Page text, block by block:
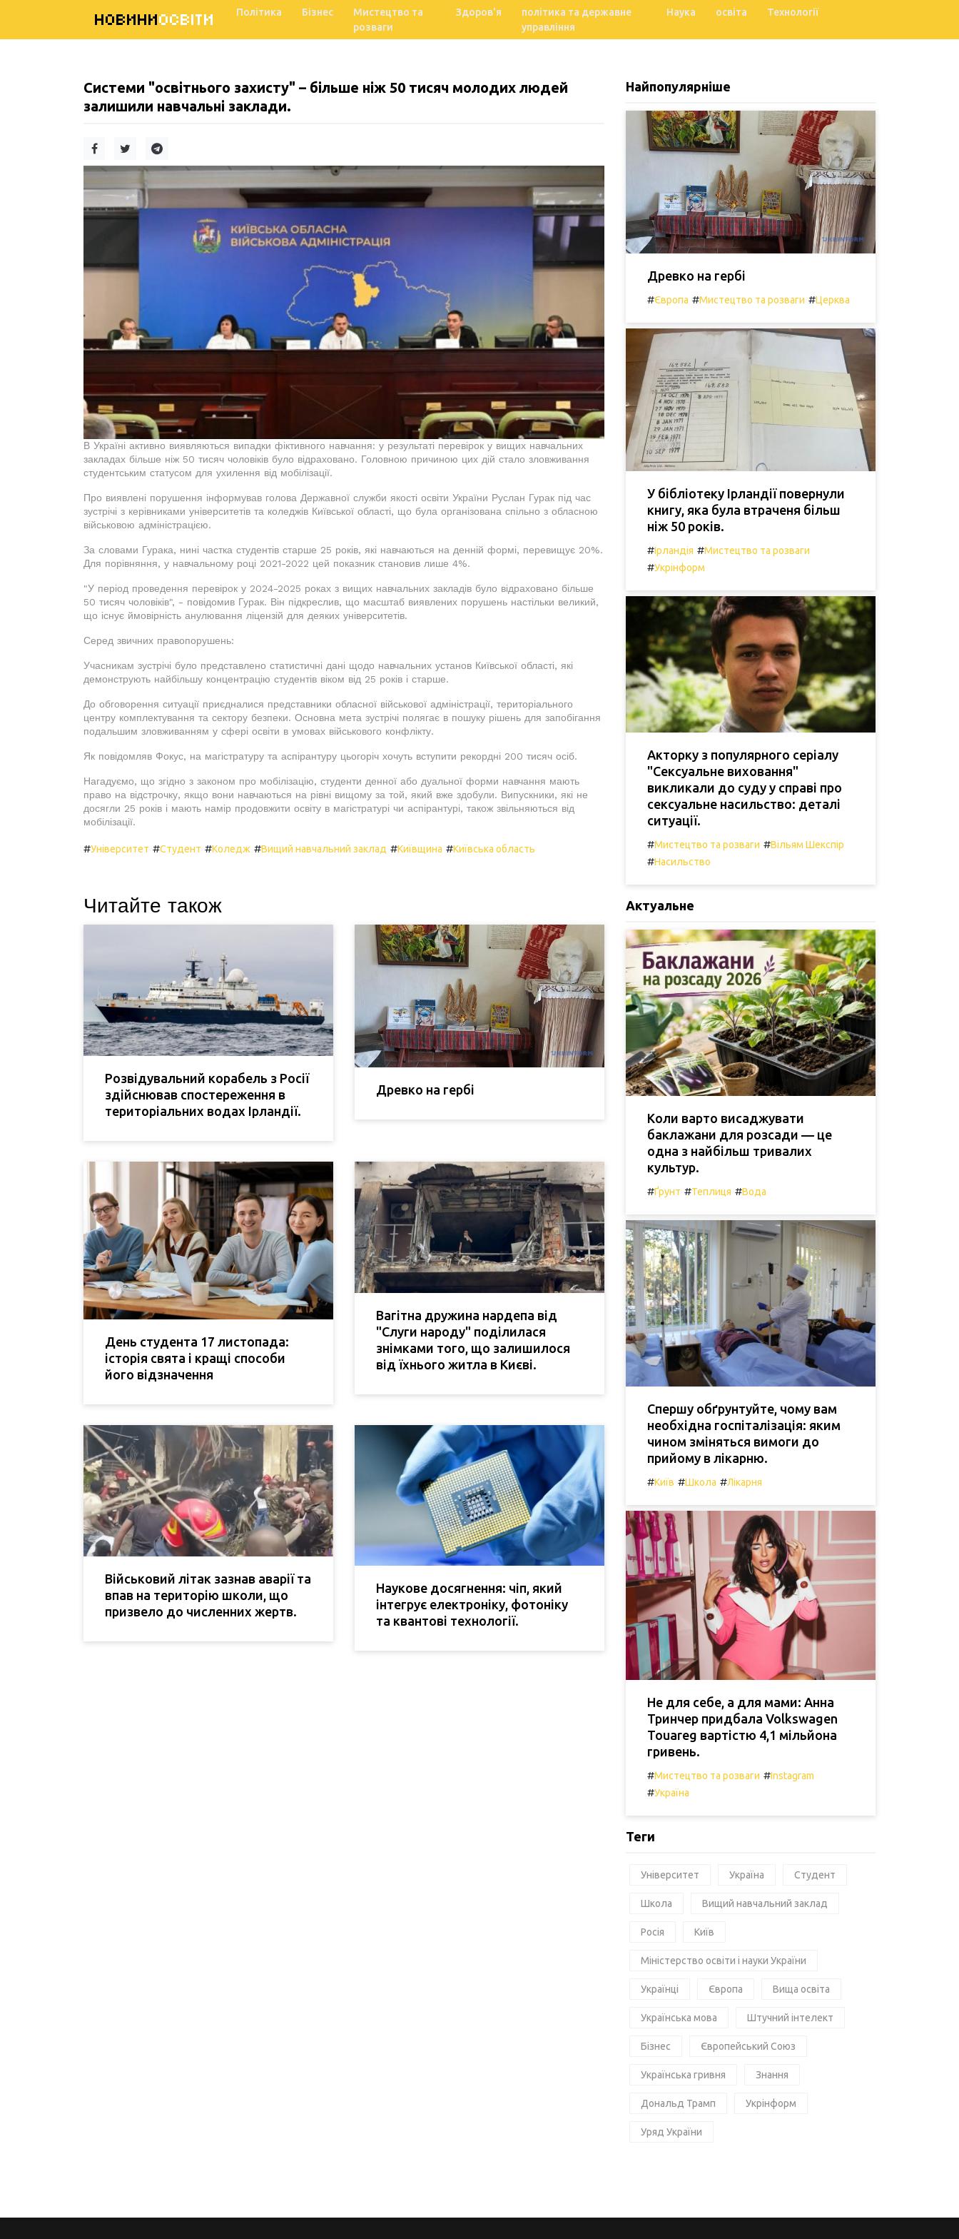
НОВИНИОСВІТИ Політика Бізнес
Мистецтво та
розваги
Здоров'я
політика та державне
управління
Наука освіта Технології
Системи "освітнього захисту" – більше ніж 50 тисяч молодих людей
залишили навчальні заклади.
В Україні активно виявляються випадки фіктивного навчання: у результаті перевірок у вищих навчальних
закладах більше ніж 50 тисяч чоловіків було відраховано. Головною причиною цих дій стало зловживання
студентським статусом для ухилення від мобілізації.
Про виявлені порушення інформував голова Державної служби якості освіти України Руслан Гурак під час
зустрічі з керівниками університетів та коледжів Київської області, що була організована спільно з обласною
військовою адміністрацією.
За словами Гурака, нині частка студентів старше 25 років, які навчаються на денній формі, перевищує 20%.
Для порівняння, у навчальному році 2021-2022 цей показник становив лише 4%.
"У період проведення перевірок у 2024-2025 роках з вищих навчальних закладів було відраховано більше
50 тисяч чоловіків", - повідомив Гурак. Він підкреслив, що масштаб виявлених порушень настільки великий,
що існує ймовірність анулювання ліцензій для деяких університетів.
Серед звичних правопорушень:
Учасникам зустрічі було представлено статистичні дані щодо навчальних установ Київської області, які
демонструють найбільшу концентрацію студентів віком від 25 років і старше.
До обговорення ситуації приєдналися представники обласної військової адміністрації, територіального
центру комплектування та сектору безпеки. Основна мета зустрічі полягає в пошуку рішень для запобігання
подальшим зловживанням у сфері освіти в умовах військового конфлікту.
Як повідомляв Фокус, на магістратуру та аспірантуру цьогоріч хочуть вступити рекордні 200 тисяч осіб.
Нагадуємо, що згідно з законом про мобілізацію, студенти денної або дуальної форми навчання мають
право на відстрочку, якщо вони навчаються на рівні вищому за той, який вже здобули. Випускники, які не
досягли 25 років і мають намір продовжити освіту в магістратурі чи аспірантурі, також звільняються від
мобілізації.
#Університет #Студент #Коледж #Вищий навчальний заклад #Київщина #Київська область
Читайте також
Розвідувальний корабель з Росії
здійснював спостереження в
територіальних водах Ірландії.
Древко на гербі
День студента 17 листопада:
історія свята і кращі способи
його відзначення
Вагітна дружина нардепа від
"Слуги народу" поділилася
знімками того, що залишилося
від їхнього житла в Києві.
Військовий літак зазнав аварії та
впав на територію школи, що
призвело до численних жертв.
Наукове досягнення: чіп, який
інтегрує електроніку, фотоніку
та квантові технології.
Найпопулярніше
Древко на гербі
#Європа #Мистецтво та розваги #Церква
У бібліотеку Ірландії повернули
книгу, яка була втраченя більш
ніж 50 років.
#Ірландія #Мистецтво та розваги
#Укрінформ
Акторку з популярного серіалу
"Сексуальне виховання"
викликали до суду у справі про
сексуальне насильство: деталі
ситуації.
#Мистецтво та розваги #Вільям Шекспір
#Насильство
Актуальне
Коли варто висаджувати
баклажани для розсади — це
одна з найбільш тривалих
культур.
#Ґрунт #Теплиця #Вода
Спершу обґрунтуйте, чому вам
необхідна госпіталізація: яким
чином зміняться вимоги до
прийому в лікарню.
#Київ #Школа #Лікарня
Не для себе, а для мами: Анна
Тринчер придбала Volkswagen
Touareg вартістю 4,1 мільйона
гривень.
#Мистецтво та розваги #Instagram
#Україна
Теги
Університет Україна Студент
Школа Вищий навчальний заклад
Росія Київ
Міністерство освіти і науки України
Українці Європа Вища освіта
Українська мова Штучний інтелект
Бізнес Європейський Союз
Українська гривня Знання
Дональд Трамп Укрінформ
Уряд України